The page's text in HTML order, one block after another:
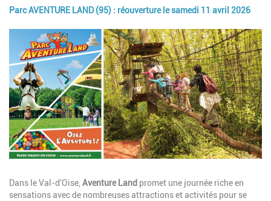
Parc AVENTURE LAND (95) : réouverture le samedi 11 avril 2026
Description
Dans le Val-d'Oise, Aventure Land promet une journée riche en
sensations avec de nombreuses attractions et activités pour se